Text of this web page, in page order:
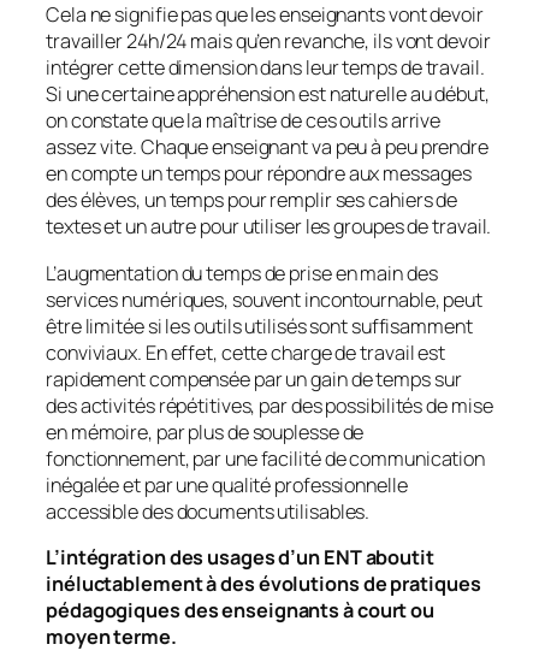
Cela ne signifie pas que les enseignants vont devoir
travailler 24h/24 mais qu’en revanche, ils vont devoir
intégrer cette dimension dans leur temps de travail.
Si une certaine appréhension est naturelle au début,
on constate que la maîtrise de ces outils arrive
assez vite. Chaque enseignant va peu à peu prendre
en compte un temps pour répondre aux messages
des élèves, un temps pour remplir ses cahiers de
textes et un autre pour utiliser les groupes de travail.
L’augmentation du temps de prise en main des
services numériques, souvent incontournable, peut
être limitée si les outils utilisés sont suffisamment
conviviaux. En effet, cette charge de travail est
rapidement compensée par un gain de temps sur
des activités répétitives, par des possibilités de mise
en mémoire, par plus de souplesse de
fonctionnement, par une facilité de communication
inégalée et par une qualité professionnelle
accessible des documents utilisables.
L’intégration des usages d’un ENT aboutit
inéluctablement à des évolutions de pratiques
pédagogiques des enseignants à court ou
moyen terme.